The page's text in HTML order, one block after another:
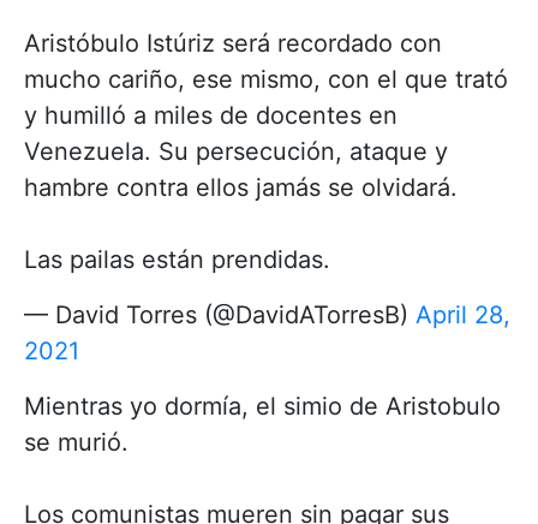
Aristóbulo Istúriz será recordado con
mucho cariño, ese mismo, con el que trató
y humilló a miles de docentes en
Venezuela. Su persecución, ataque y
hambre contra ellos jamás se olvidará.
Las pailas están prendidas.
— David Torres (@DavidATorresB) April 28,
2021
Mientras yo dormía, el simio de Aristobulo
se murió.
Los comunistas mueren sin pagar sus